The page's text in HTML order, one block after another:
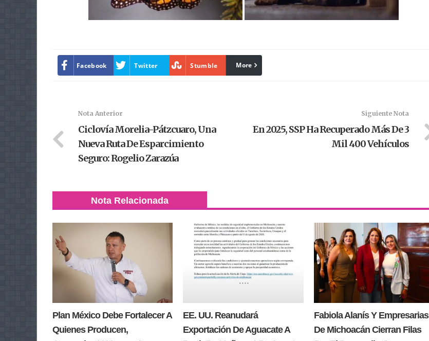
Facebook Twitter Stumble linkedin
More
Nota Anterior
Ciclovía Morelia-Pátzcuaro, Una
Nueva Ruta De Esparcimiento
Seguro: Rogelio Zarazúa
Siguiente Nota
En 2025, SSP Ha Recuperado Más De 3
Mil 400 Vehículos
Nota Relacionada
Plan México Debe Fortalecer A
Quienes Producen,
EE. UU. Reanudará
Exportación De Aguacate A
Fabiola Alanís Y Empresarias
De Michoacán Cierran Filas